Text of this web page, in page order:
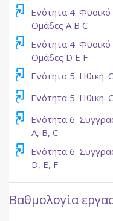
Ενότητα 4. Φυσικό
Ομάδες A B C
Turnitin
Ενότητα 4. Φυσικό
Ομάδες D E F
Turnitin
Ενότητα 5. Ηθική.
Ενότητα 5. Ηθική.
Ενότητα 6.
A, B, C
Turnitin
Ενότητα 6.
D, E, F
Turnitin
Βαθμολογία